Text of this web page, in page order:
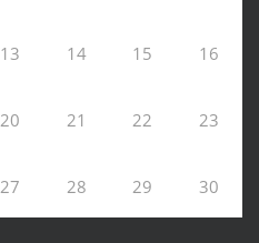
13 14 15 16
20 21 22 23
27 28 29 30